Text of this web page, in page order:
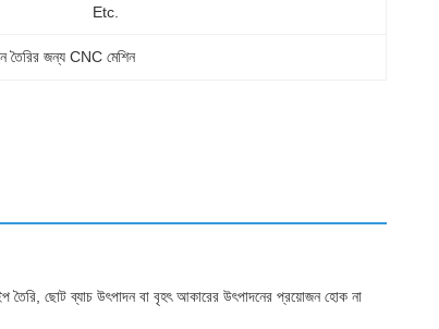
Etc.
তৈরির জন্য CNC মেশিন
তৈরি, ছোট ব্যাচ উৎপাদন বা বৃহৎ আকারের উৎপাদনের প্রয়োজন হোক না